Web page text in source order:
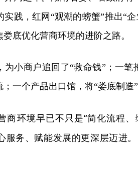
实践，红网“观潮的螃蟹”推出“
底优化营商环境的进阶之路。
为小商户追回了“救命钱”；一
；一个产品出口馆，将“娄底制
商环境早已不只是“简化流程
服务、赋能发展的更深层迈进。